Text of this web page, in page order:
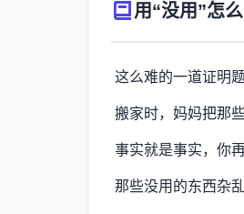
用“没用”怎
这么难的一道证明
搬家时，妈妈把那
事实就是事实，你
那些没用的东西杂